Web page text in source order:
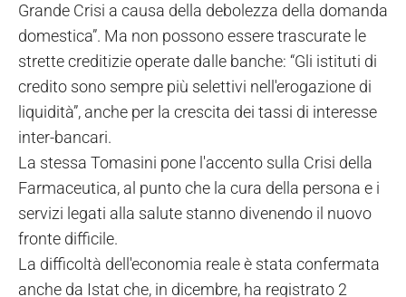
Grande Crisi a causa della debolezza della domanda
domestica”. Ma non possono essere trascurate le
strette creditizie operate dalle banche: “Gli istituti di
credito sono sempre più selettivi nell'erogazione di
liquidità”, anche per la crescita dei tassi di interesse
inter-bancari.
La stessa Tomasini pone l'accento sulla Crisi della
Farmaceutica, al punto che la cura della persona e i
servizi legati alla salute stanno divenendo il nuovo
fronte difficile.
La difficoltà dell'economia reale è stata confermata
anche da Istat che, in dicembre, ha registrato 2